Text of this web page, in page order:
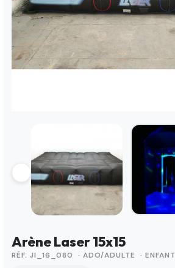
Arène Laser 15x15
RÉF. JI_16_080 · ADO/ADULTE · ENFANT